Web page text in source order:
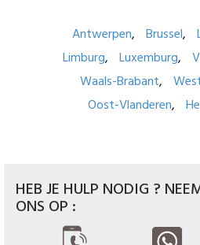
Antwerpen Brussel
Limburg
Luxemburg
Waals-Brabant
Oost-Vlanderen
HEB JE HULP NODIG ?
ONS OP :